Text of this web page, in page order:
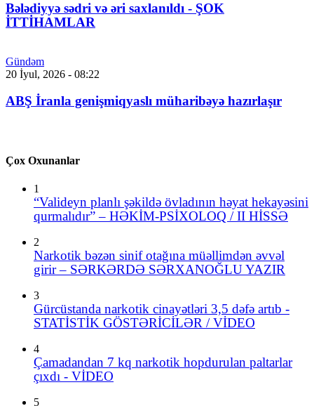
Bələdiyyə sədri və əri saxlanıldı - ŞOK
İTTİHAMLAR
Gündəm
20 İyul, 2026 - 08:22
ABŞ İranla genişmiqyaslı müharibəyə hazırlaşır
Çox Oxunanlar
1
“Valideyn planlı şəkildə övladının həyat hekayəsini
qurmalıdır” – HƏKİM-PSİXOLOQ / II HİSSƏ
2
Narkotik bəzən sinif otağına müəllimdən əvvəl
girir – SƏRKƏRDƏ SƏRXANOĞLU YAZIR
3
Gürcüstanda narkotik cinayətləri 3,5 dəfə artıb -
STATİSTİK GÖSTƏRİCİLƏR / VİDEO
4
Çamadandan 7 kq narkotik hopdurulan paltarlar
çıxdı - VİDEO
5